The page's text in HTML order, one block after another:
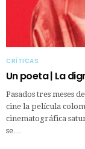
CRÍTICAS
Un poeta | La
Pasados tres meses
cine la película
cinematográfica
se…